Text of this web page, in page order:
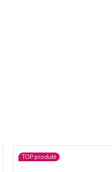
TOP produkt